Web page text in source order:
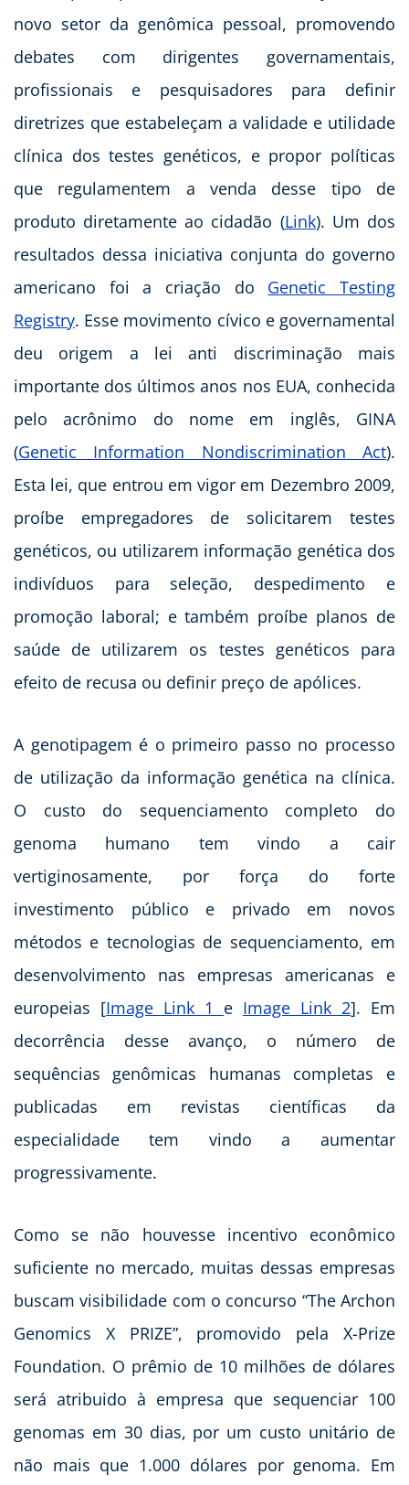
novo setor da genômica pessoal, promovendo
debates com dirigentes governamentais,
profissionais e pesquisadores para definir
diretrizes que estabeleçam a validade e utilidade
clínica dos testes genéticos, e propor políticas
que regulamentem a venda desse tipo de
produto diretamente ao cidadão (Link). Um dos
resultados dessa iniciativa conjunta do governo
americano foi a criação do Genetic Testing
Registry. Esse movimento cívico e governamental
deu origem a lei anti discriminação mais
importante dos últimos anos nos EUA, conhecida
pelo acrônimo do nome em inglês, GINA
(Genetic Information Nondiscrimination Act).
Esta lei, que entrou em vigor em Dezembro 2009,
proíbe empregadores de solicitarem testes
genéticos, ou utilizarem informação genética dos
indivíduos para seleção, despedimento e
promoção laboral; e também proíbe planos de
saúde de utilizarem os testes genéticos para
efeito de recusa ou definir preço de apólices.
A genotipagem é o primeiro passo no processo
de utilização da informação genética na clínica.
O custo do sequenciamento completo do
genoma humano tem vindo a cair
vertiginosamente, por força do forte
investimento público e privado em novos
métodos e tecnologias de sequenciamento, em
desenvolvimento nas empresas americanas e
europeias [Image Link 1 e Image Link 2]. Em
decorrência desse avanço, o número de
sequências genômicas humanas completas e
publicadas em revistas científicas da
especialidade tem vindo a aumentar
progressivamente.
Como se não houvesse incentivo econômico
suficiente no mercado, muitas dessas empresas
buscam visibilidade com o concurso “The Archon
Genomics X PRIZE”, promovido pela X-Prize
Foundation. O prêmio de 10 milhões de dólares
será atribuido à empresa que sequenciar 100
genomas em 30 dias, por um custo unitário de
não mais que 1.000 dólares por genoma. Em